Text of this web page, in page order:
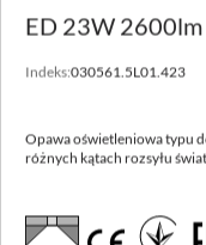
ED 23W 2600lm
Indeks:030561.5L01.423
Opawa oświetleniowa typu
różnych kątach rozsyłu
INTO R160 LED
gipsowo-kartonowych.
rozsyłu światła.
Wysoka skuteczność do 104